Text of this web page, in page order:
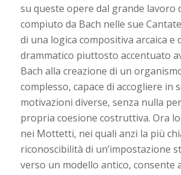
su queste opere dal grande lavoro
compiuto da Bach nelle sue
di una logica compositiva arcaica e
drammatico piuttosto accentuato
Bach alla creazione di un
complesso, capace di accogliere in
motivazioni diverse, senza nulla
propria coesione costruttiva. Ora
nei Mottetti, nei quali anzi la più
riconoscibilità di un’impostazione
verso un modello antico, consente